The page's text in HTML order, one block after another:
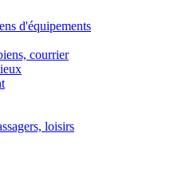
d'équipements
courrier
loisirs